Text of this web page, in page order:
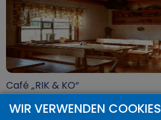
Café „RIK & KO“
WIR VERWENDEN COOKIES